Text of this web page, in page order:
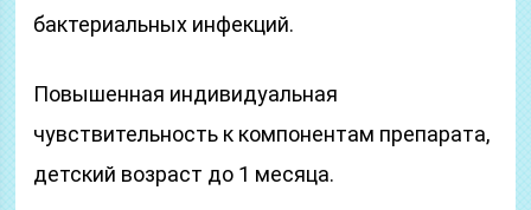
бактериальных инфекций.
Повышенная индивидуальная
чувствительность к компонентам препарата,
детский возраст до 1 месяца.